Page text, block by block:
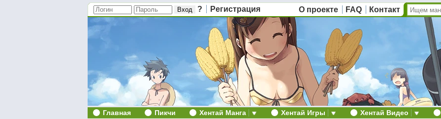
? Регистрация О проекте FAQ Контакт
Главная Пикчи Хентай Манга Хентай Игры Хентай Видео